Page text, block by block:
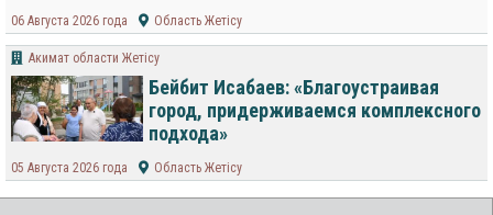
06 Августа 2026 года Область Жетісу
Акимат области Жетісу
Бейбит Исабаев: «Благоустраивая
город, придерживаемся комплексного
подхода»
05 Августа 2026 года Область Жетісу